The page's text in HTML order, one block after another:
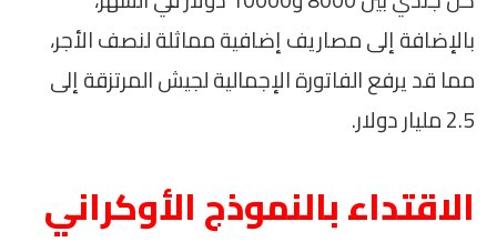
بالإضافة إلى مصاريف إضافية مماثلة لنصف الأجر،
مما قد يرفع الفاتورة الإجمالية لجيش المرتزقة إلى
2.5 مليار دولار.
الاقتداء بالنموذج الأوكراني